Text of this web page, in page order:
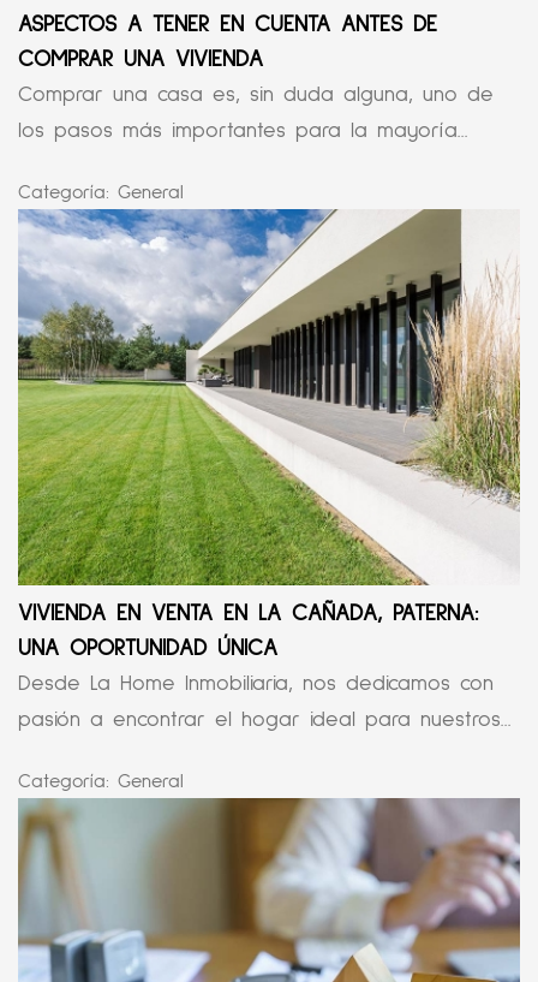
ASPECTOS A TENER EN CUENTA ANTES DE
COMPRAR UNA VIVIENDA
Comprar una casa es, sin duda alguna, uno de
los pasos más importantes para la mayoría...
Categoría: General
VIVIENDA EN VENTA EN LA CAÑADA, PATERNA:
UNA OPORTUNIDAD ÚNICA
Desde La Home Inmobiliaria, nos dedicamos con
pasión a encontrar el hogar ideal para nuestros...
Categoría: General